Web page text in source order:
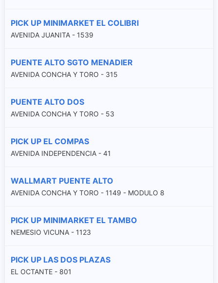
PICK UP MINIMARKET EL COLIBRI
AVENIDA JUANITA - 1539
PUENTE ALTO SGTO MENADIER
AVENIDA CONCHA Y TORO - 315
PUENTE ALTO DOS
AVENIDA CONCHA Y TORO - 53
PICK UP EL COMPAS
AVENIDA INDEPENDENCIA - 41
WALLMART PUENTE ALTO
AVENIDA CONCHA Y TORO - 1149 - MODULO 8
PICK UP MINIMARKET EL TAMBO
NEMESIO VICUNA - 1123
PICK UP LAS DOS PLAZAS
EL OCTANTE - 801